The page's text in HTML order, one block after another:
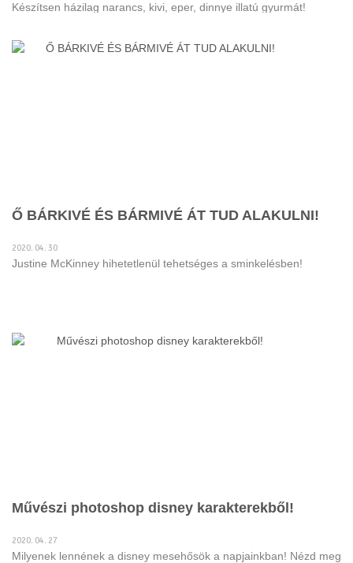
Készítsen házilag narancs, kivi, eper, dinnye illatú gyurmát!
Ő BÁRKIVÉ ÉS BÁRMIVÉ ÁT TUD ALAKULNI!
2020. 04. 30
Justine McKinney hihetetlenül tehetséges a sminkelésben!
Művészi photoshop disney karakterekből!
2020. 04. 27
Milyenek lennének a disney mesehősök a napjainkban! Nézd meg